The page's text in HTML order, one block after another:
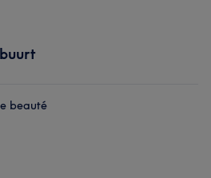
beauté